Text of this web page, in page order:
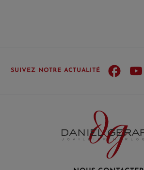
SUIVEZ NOTRE ACTUALITÉ